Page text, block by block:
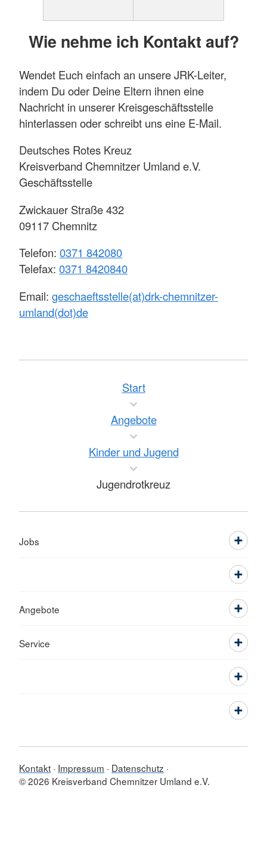
Wie nehme ich Kontakt auf?
Wendet Euch einfach an unsere JRK-Leiter,
indem Du oder Deine Eltern ihnen eine
Nachricht in unserer Kreisgeschäftsstelle
hinterlassen oder schreibt uns eine E-Mail.
Deutsches Rotes Kreuz
Kreisverband Chemnitzer Umland e.V.
Geschäftsstelle
Zwickauer Straße 432
09117 Chemnitz
Telefon: 0371 842080
Telefax: 0371 8420840
Email: geschaeftsstelle(at)drk-chemnitzer-
umland(dot)de
Start
Angebote
Kinder und Jugend
Jugendrotkreuz
Jobs
Angebote
Service
Kontakt Impressum
Datenschutz
© 2026 Kreisverband Chemnitzer Umland e.V.